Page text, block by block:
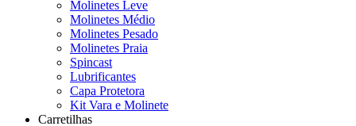
Molinetes Leve
Molinetes Médio
Molinetes Pesado
Molinetes Praia
Spincast
Lubrificantes
Capa Protetora
Kit Vara e Molinete
Carretilhas